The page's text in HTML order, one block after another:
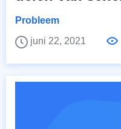
Probleem
juni 22, 2021